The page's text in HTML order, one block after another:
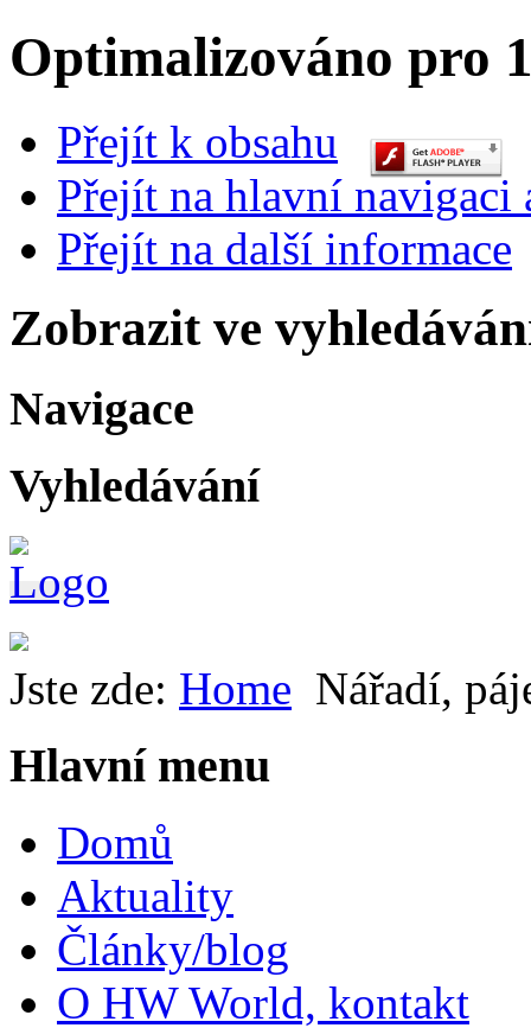
Optimalizováno pro
Přejít k obsahu
Přejít na hlavní navigaci
Přejít na další informace
Zobrazit ve
Navigace
Vyhledávání
Jste zde: Home Nářadí,
Hlavní menu
Domů
Aktuality
Články/blog
O HW World, kontakt